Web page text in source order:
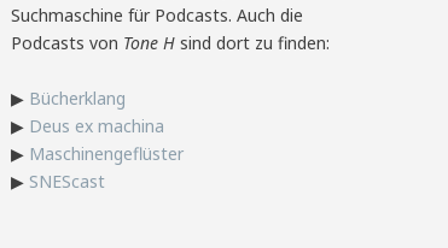
Suchmaschine für Podcasts. Auch die
Podcasts von Tone H sind dort zu finden:
▶ Bücherklang
▶ Deus ex machina
▶ Maschinengeflüster
▶ SNEScast